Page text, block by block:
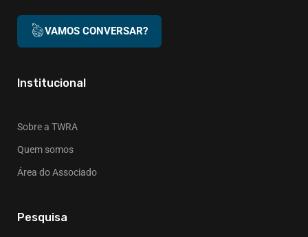
VAMOS CONVERSAR?
Institucional
Sobre a TWRA
Quem somos
Área do Associado
Pesquisa